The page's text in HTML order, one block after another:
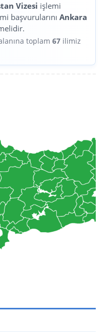
Vizesi işlemi
başvurularını Ankara
toplam 67 ilimiz